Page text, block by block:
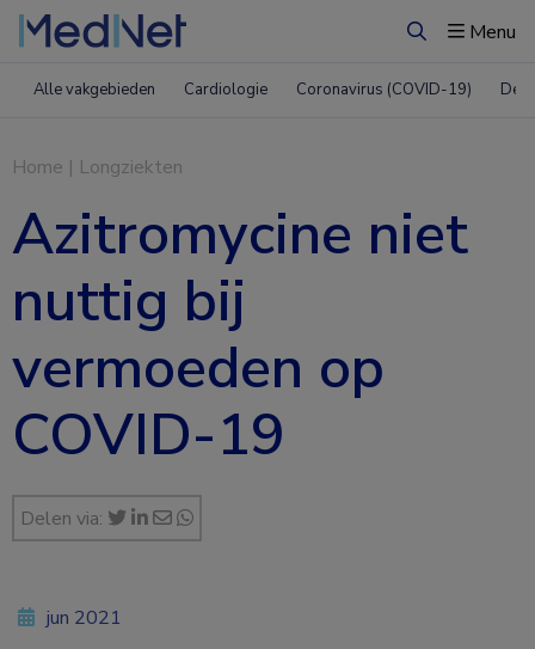
ZoekenMenu
Alle vakgebieden Cardiologie Coronavirus (COVID-19)
Home | Longziekten
Azitromycine niet
nuttig bij
vermoeden op
COVID-19
Delen via:
jun 2021